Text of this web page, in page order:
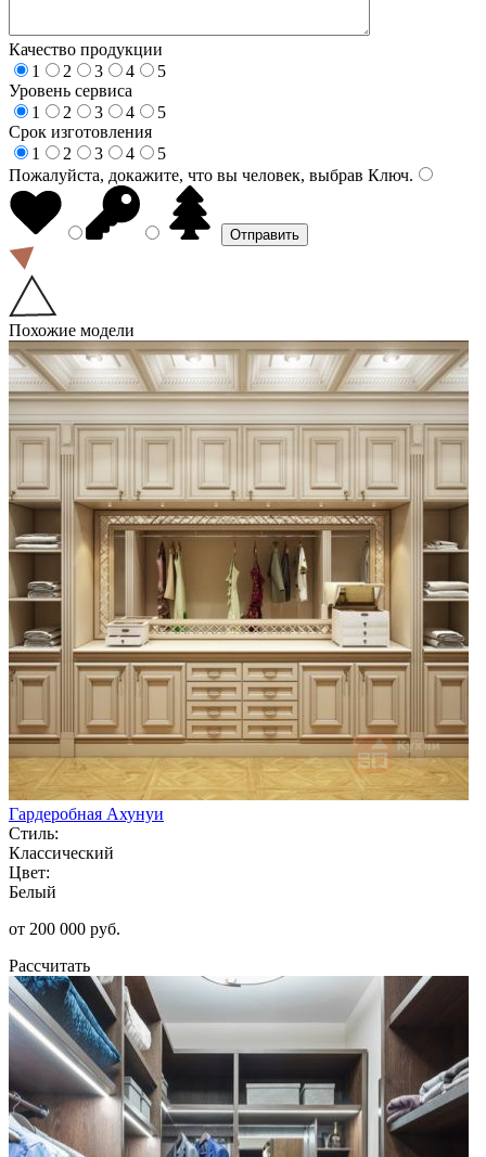
Качество продукции
1
2 3 4
5
Уровень сервиса
1
2 3 4
5
Срок изготовления
1
2 3 4
5
Пожалуйста, докажите, что вы человек, выбрав Ключ.
Похожие модели
Гардеробная Ахунуи
Стиль:
Классический
Цвет:
Белый
от 200 000 руб.
Рассчитать